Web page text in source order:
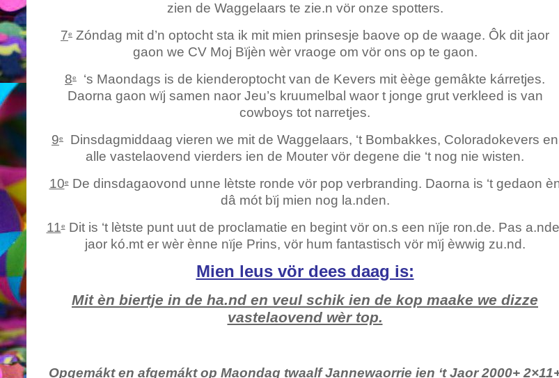
zien de Waggelaars te zie.n vör onze spotters.
7e Zóndag mit d’n optocht sta ik mit mien prinsesje baove op de waage. Ôk dit jaor
gaon we CV Moj Bïjèn wèr vraoge om vör ons op te gaon.
8e
‘s Maondags is de kienderoptocht van de Kevers mit èège gemâkte kárretjes.
Daorna gaon wïj samen naor Jeu’s kruumelbal waor t jonge grut verkleed is van
cowboys tot narretjes.
9e
Dinsdagmiddaag vieren we mit de Waggelaars, ‘t Bombakkes, Coloradokevers en
alle vastelaovend vierders ien de Mouter vör degene die ‘t nog nie wisten.
10eDe dinsdagaovond unne lètste ronde vör pop verbranding. Daorna is ‘t gedaon
dâ mót bïj mien nog la.nden.
11eDit is ‘t lètste punt uut de proclamatie en begint vör on.s een nïje ron.de. Pas
jaor kó.mt er wèr ènne nïje Prins, vör hum fantastisch vör mïj èwwig zu.nd.
Mien leus vör dees daag is:
Mit èn biertje in de ha.nd en veul schik ien de kop maake we dizze
vastelaovend wèr top.
Opgemákt en afgemákt op Maondag twaalf Jannewaorrie ien ‘t Jaor 2000+